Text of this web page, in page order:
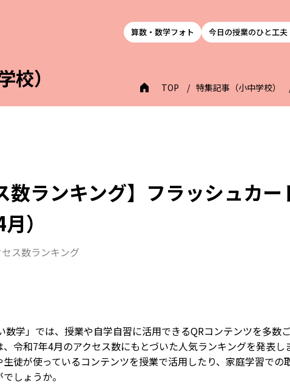
算数・数学フォト 今日の授業のひと工夫
校） TOP 特集記事（小中学校）
数ランキング】フラッシュカ
）
ス数ランキング
数学」では、授業や自学自習に活用できるQRコンテンツを多数
、令和7年4月のアクセス数にもとづいた人気ランキングを発表し
生徒が使っているコンテンツを授業で活用したり、家庭学習での
しょうか。